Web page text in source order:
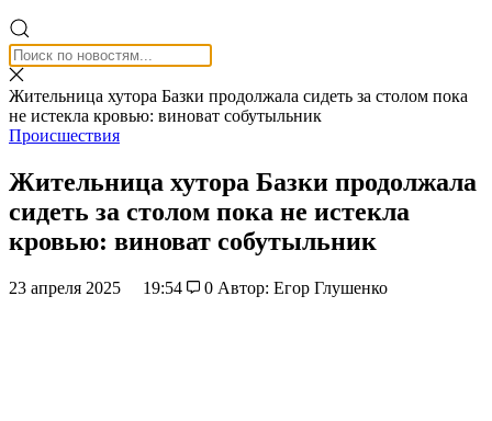
Жительница хутора Базки продолжала сидеть за столом пока
не истекла кровью: виноват собутыльник
Происшествия
Жительница хутора Базки продолжала
сидеть за столом пока не истекла
кровью: виноват собутыльник
23 апреля 2025 19:54 0 Автор: Егор Глушенко